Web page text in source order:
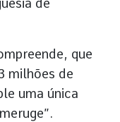
de
que
milhões de
uma única